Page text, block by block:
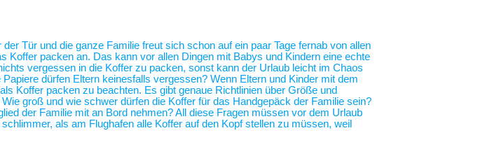
Tür und die ganze Familie freut sich schon auf ein paar Tage fernab von allen
Koffer packen an. Das kann vor allen Dingen mit Babys und Kindern eine echte
vergessen in die Koffer zu packen, sonst kann der Urlaub leicht im Chaos
dürfen Eltern keinesfalls vergessen? Wenn Eltern und Kinder mit dem
Koffer packen zu beachten. Es gibt genaue Richtlinien über Größe und
groß und wie schwer dürfen die Koffer für das Handgepäck der Familie sein?
der Familie mit an Bord nehmen? All diese Fragen müssen vor dem Urlaub
als am Flughafen alle Koffer auf den Kopf stellen zu müssen, weil